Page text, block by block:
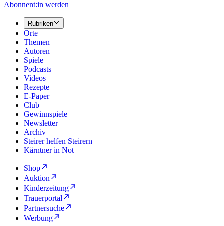
Abonnent:in werden
Rubriken
Orte
Themen
Autoren
Spiele
Podcasts
Videos
Rezepte
E-Paper
Club
Gewinnspiele
Newsletter
Archiv
Steirer helfen Steirern
Kärntner in Not
Shop
Auktion
Kinderzeitung
Trauerportal
Partnersuche
Werbung